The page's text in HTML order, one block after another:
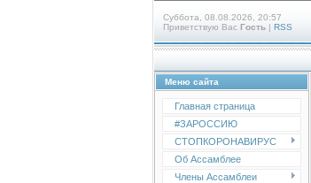
Суббота, 08.08.2026, 20:57
Приветствую Вас Гость | RSS
Меню сайта
Главная страница
#ЗАРОССИЮ
СТОПКОРОНАВИРУС
Об Ассамблее
Члены Ассамблеи